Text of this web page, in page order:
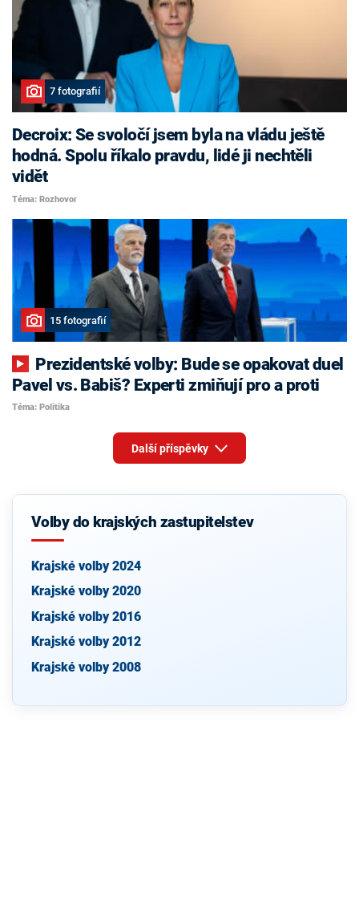
7 fotografií
Decroix: Se svoločí jsem byla na vládu ještě
hodná. Spolu říkalo pravdu, lidé ji nechtěli
vidět
Téma: Rozhovor
15 fotografií
Pavel vs. Babiš? Experti zmiňují pro a proti
Téma: Politika
Další příspěvky
Volby do krajských zastupitelstev
Krajské volby 2024
Krajské volby 2020
Krajské volby 2016
Krajské volby 2012
Krajské volby 2008